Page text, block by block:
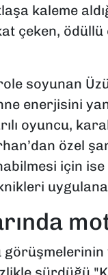
kaleme
çeken, ödüllü
soyunan
enerjisini
oyuncu,
özel
için